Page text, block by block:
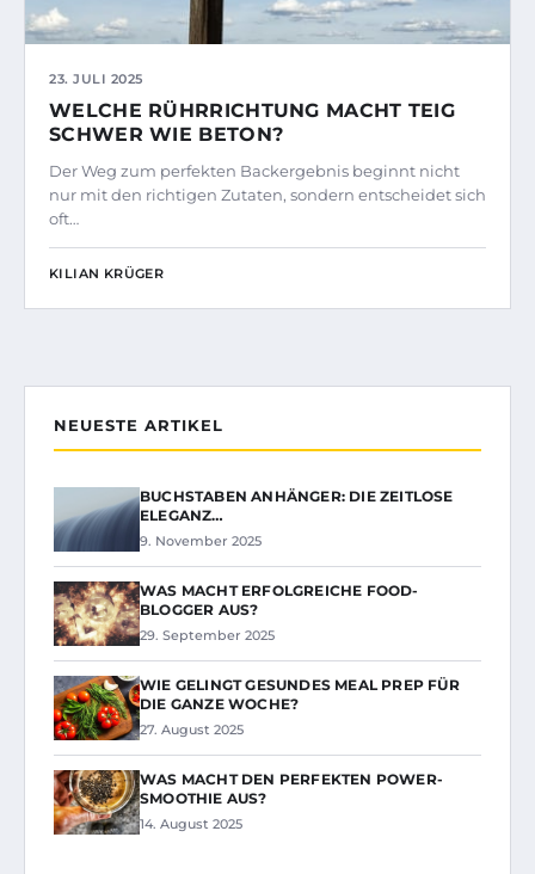
23. JULI 2025
WELCHE RÜHRRICHTUNG MACHT TEIG
SCHWER WIE BETON?
Der Weg zum perfekten Backergebnis beginnt nicht
nur mit den richtigen Zutaten, sondern entscheidet sich
oft…
KILIAN KRÜGER
NEUESTE ARTIKEL
BUCHSTABEN ANHÄNGER: DIE ZEITLOSE
ELEGANZ…
9. November 2025
WAS MACHT ERFOLGREICHE FOOD-
BLOGGER AUS?
29. September 2025
WIE GELINGT GESUNDES MEAL PREP FÜR
DIE GANZE WOCHE?
27. August 2025
WAS MACHT DEN PERFEKTEN POWER-
SMOOTHIE AUS?
14. August 2025